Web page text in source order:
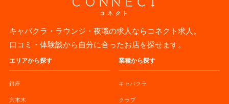
キャバクラ・ラウンジ・夜職の求人ならコネクト求人。
口コミ・体験談から自分に合ったお店を探せます。
エリアから探す
銀座
六本木
業種から探す
キャバクラ
クラブ